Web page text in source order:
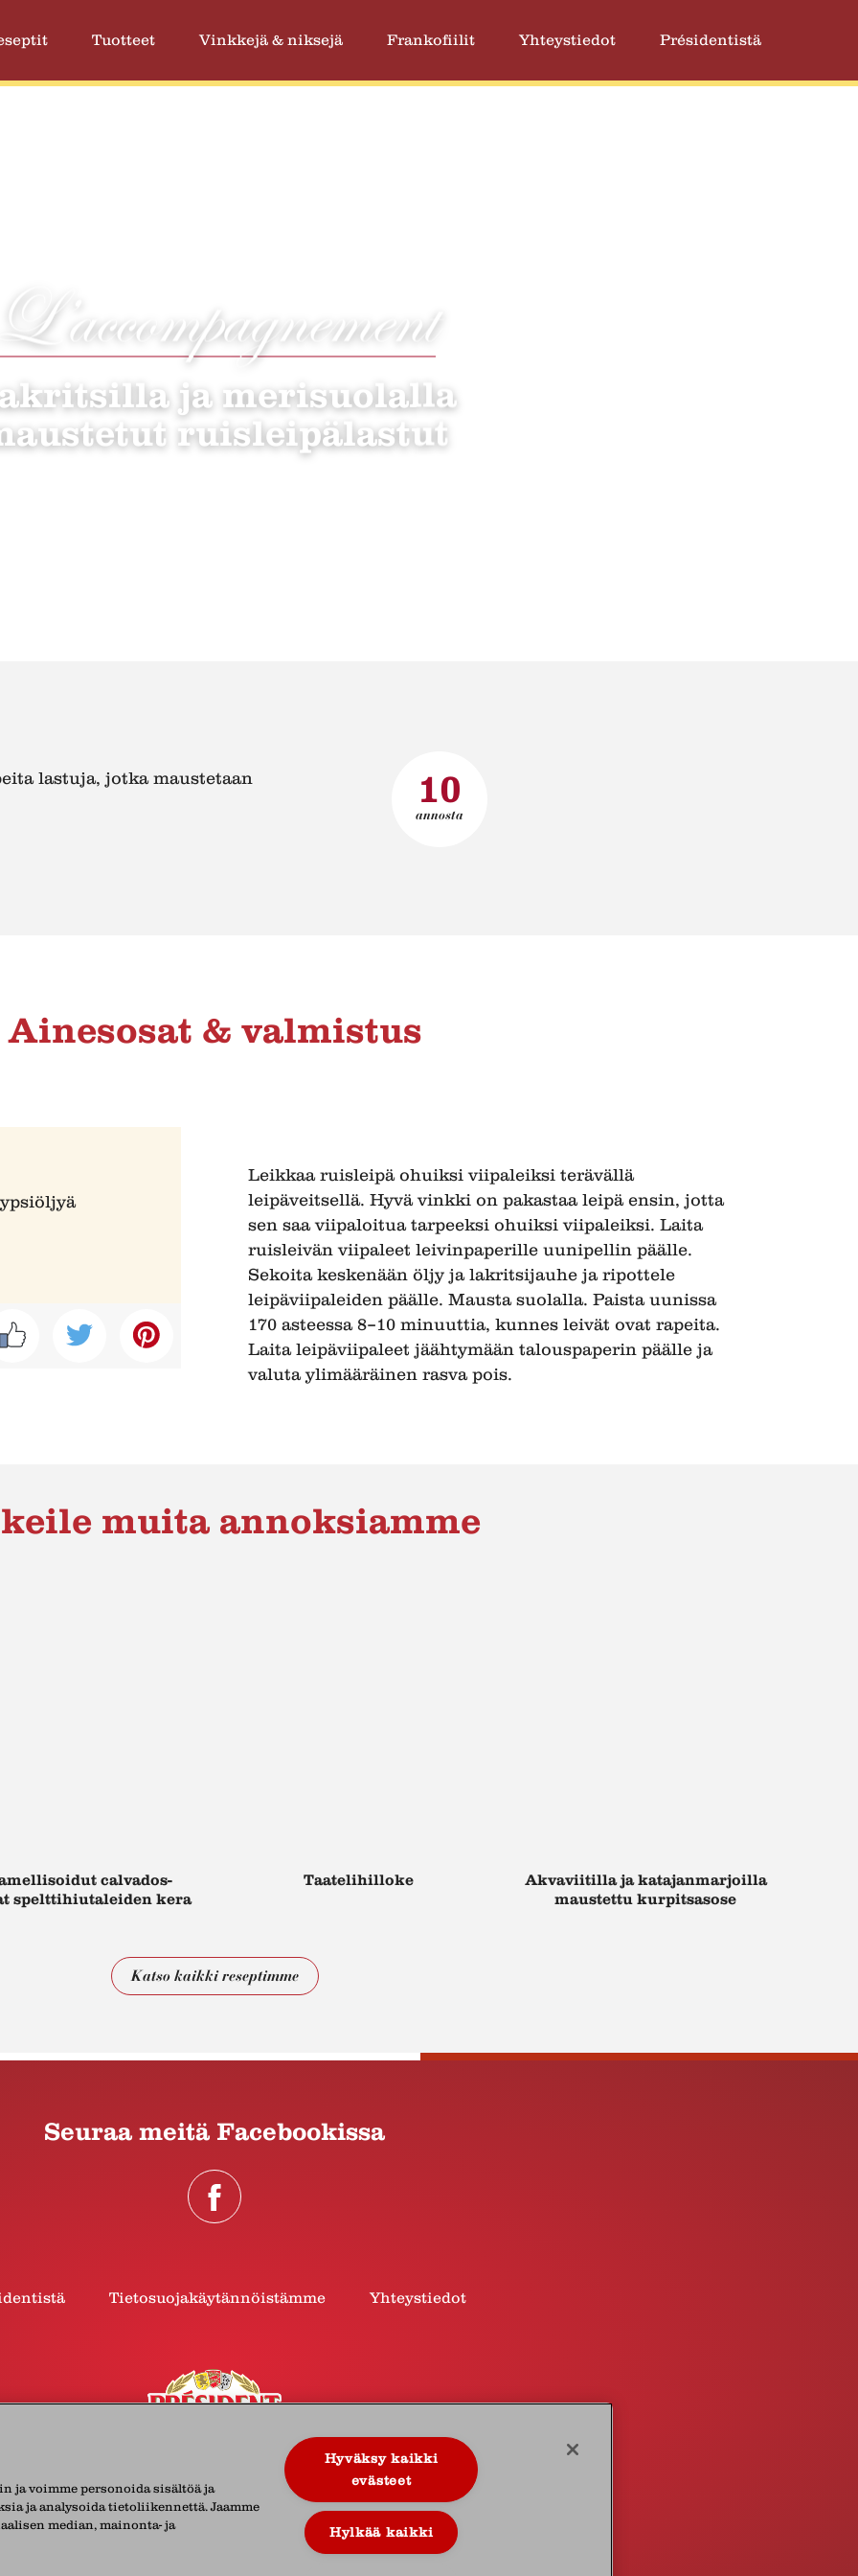
Tuotteet Vinkkejä & niksejä Frankofiilit Yhteystiedot Présidentistä
ja merisuolalla
ruisleipälastut
lastuja, jotka maustetaan 10
annosta
Ainesosat & valmistus
Leikkaa ruisleipä ohuiksi viipaleiksi terävällä
leipäveitsellä. Hyvä vinkki on pakastaa leipä ensin, jotta
sen saa viipaloitua tarpeeksi ohuiksi viipaleiksi. Laita
ruisleivän viipaleet leivinpaperille uunipellin päälle.
Sekoita keskenään öljy ja lakritsijauhe ja ripottele
leipäviipaleiden päälle. Mausta suolalla. Paista uunissa
170 asteessa 8–10 minuuttia, kunnes leivät ovat rapeita.
Laita leipäviipaleet jäähtymään talouspaperin päälle ja
valuta ylimääräinen rasva pois.
muita annoksiamme
calvados-
spelttihiutaleiden kera
Taatelihilloke
Akvaviitilla ja katajanmarjoilla
maustettu kurpitsasose
Katso kaikki reseptimme
Seuraa meitä Facebookissa
Tietosuojakäytännöistämme Yhteystiedot
Oy Vaisalantie 4 B, 02130 Espoo Suomi Puh.+358 207 514 620
ja voimme personoida sisältöä ja
ja analysoida tietoliikennettä. Jaamme
median, mainonta- ja
Hyväksy kaikki
evästeet
Hylkää kaikki